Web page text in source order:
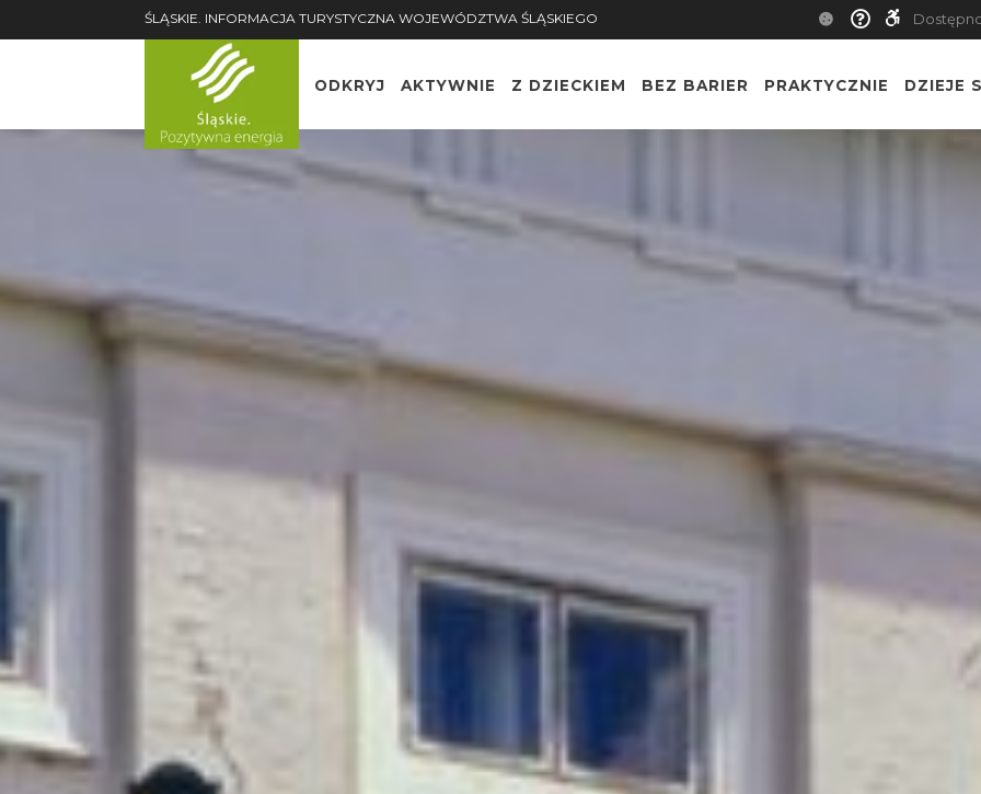
ŚLĄSKIE. INFORMACJA TURYSTYCZNA WOJEWÓDZTWA ŚLĄSKIEGO
ODKRYJ AKTYWNIE Z DZIECKIEM BEZ BARIER PRAKTYCZNIE DZIEJE